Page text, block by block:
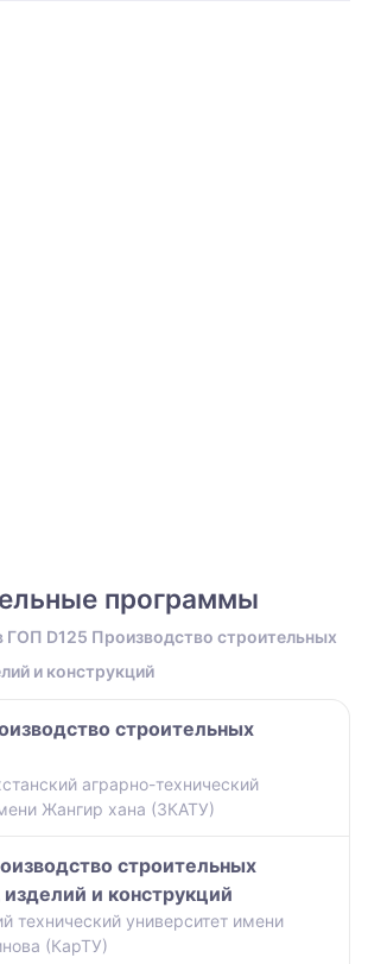
программы
ГОП D125 Производство строительных
и конструкций
строительных
аграрно-технический
Жангир хана (ЗКАТУ)
строительных
и конструкций
технический университет имени
(КарТУ)